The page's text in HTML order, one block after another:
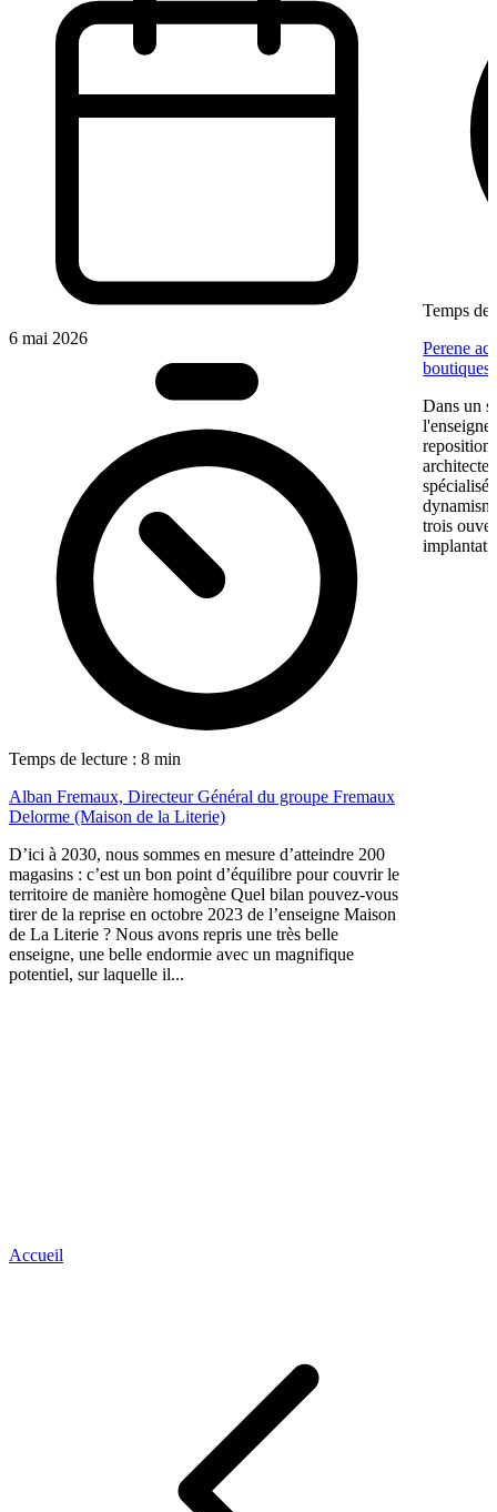
6 mai 2026
Temps de lecture : 8 min
Alban Fremaux, Directeur Général du groupe Fremaux
Delorme (Maison de la Literie)
D’ici à 2030, nous sommes en mesure d’atteindre 200
magasins : c’est un bon point d’équilibre pour couvrir le
territoire de manière homogène Quel bilan pouvez-vous
tirer de la reprise en octobre 2023 de l’enseigne Maison
de La Literie ? Nous avons repris une très belle
enseigne, une belle endormie avec un magnifique
potentiel, sur laquelle il...
Temps de
Perene
boutiques
Dans un
l'enseigne
spécialisé
trois
Accueil